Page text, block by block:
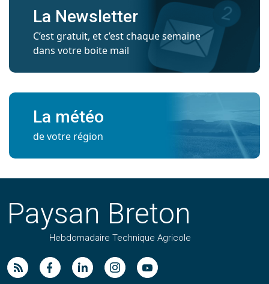
La Newsletter
C’est gratuit, et c’est chaque semaine
dans votre boite mail
La météo
de votre région
Paysan Breton
Hebdomadaire Technique Agricole